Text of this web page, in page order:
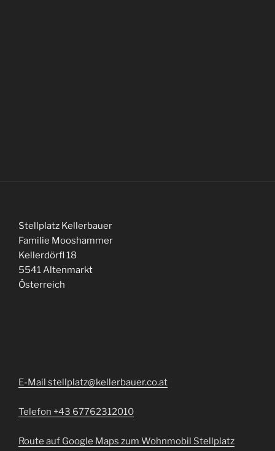
Stellplatz Kellerbauer
Familie Mooshammer
Kellerdörfl 18
5541 Altenmarkt
Österreich
E-Mail stellplatz@kellerbauer.co.at
Telefon +43 67762312010
Route auf Google Maps zum Wohnmobil Stellplatz